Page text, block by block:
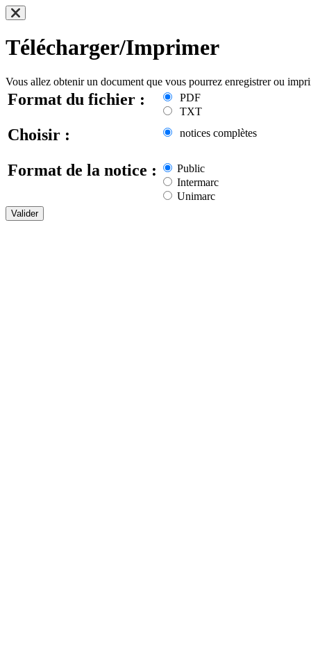
Télécharger/Imprimer
Vous allez obtenir un document que vous pourrez enregistrer ou
Format du fichier :
PDF
TXT
Choisir : notices complètes
Format de la notice :
Public
Intermarc
Unimarc